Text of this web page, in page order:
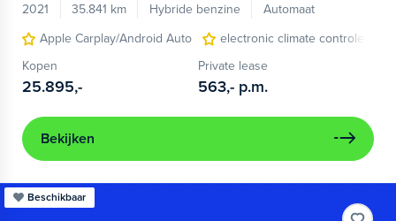
2021
35.841 km Hybride benzine
Automaat
Apple Carplay/Android Auto
electronic climate controle
Kopen
25.895,-
Private lease
563,- p.m.
Bekijken
Beschikbaar